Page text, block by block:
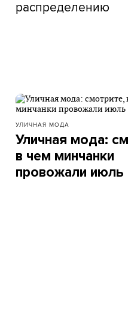
распределению
УЛИЧНАЯ МОДА
Уличная мода:
в чем минчанки
провожали июль